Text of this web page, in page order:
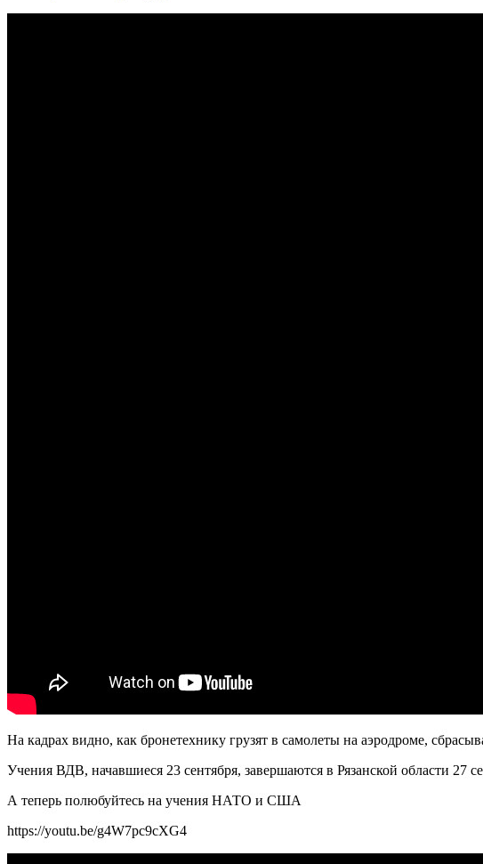
На кадрах видно, как бронетехнику грузят в самолеты на аэродроме,
Учения ВДВ, начавшиеся 23 сентября, завершаются в Рязанской области
А теперь полюбуйтесь на учения НАТО и США
https://youtu.be/g4W7pc9cXG4